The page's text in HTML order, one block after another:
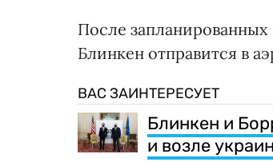
После
Блинкен отправится в
ВАС ЗАИНТЕРЕСУЕТ
Блинкен и
и возле